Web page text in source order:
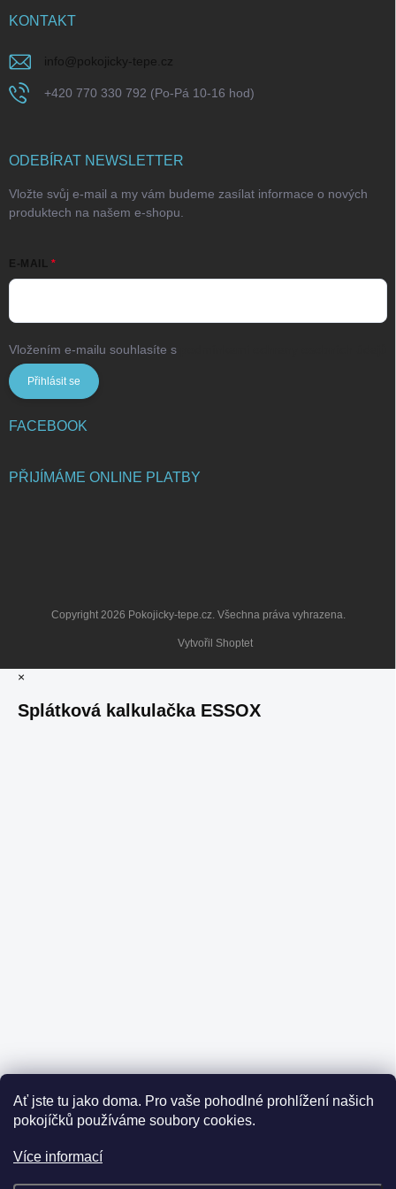
Ať jste tu jako doma. Pro vaše pohodlné prohlížení našich
pokojíčků používáme soubory cookies.
Více informací
KONTAKT
info@pokojicky-tepe.cz
+420 770 330 792 (Po-Pá 10-16 hod)
ODEBÍRAT NEWSLETTER
Vložte svůj e-mail a my vám budeme zasílat informace o nových
produktech na našem e-shopu.
E-MAIL
Vložením e-mailu souhlasíte s
Přihlásit se
FACEBOOK
PŘIJÍMÁME ONLINE PLATBY
Vytvořil Shoptet
Copyright 2026 Pokojicky-tepe.cz. Všechna práva vyhrazena.
×
Splátková kalkulačka ESSOX